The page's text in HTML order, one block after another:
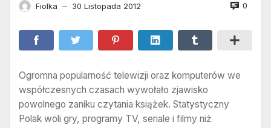
Fiolka — 30 Listopada 2012 0
Ogromna popularność telewizji oraz komputerów we
współczesnych czasach wywołało zjawisko
powolnego zaniku czytania książek. Statystyczny
Polak woli gry, programy TV, seriale i filmy niż